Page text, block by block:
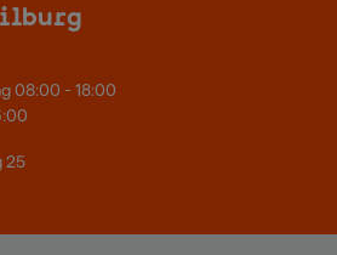
08:00 - 18:00
25